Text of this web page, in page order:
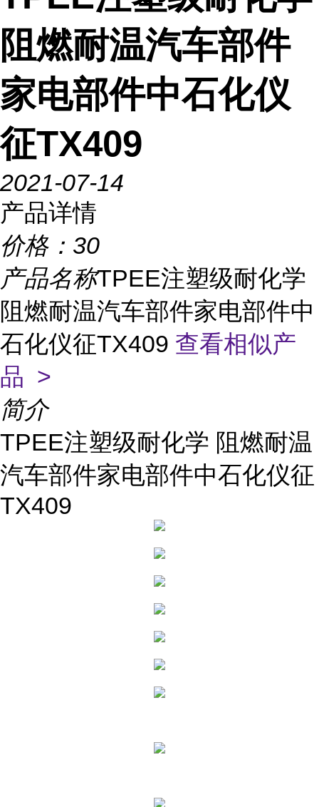
阻燃耐温汽车部件
家电部件中石化仪
征TX409
2021-07-14
产品详情
价格： 30
产品名称TPEE注塑级耐化学
阻燃耐温汽车部件家电部件中
石化仪征TX409 查看相似产
品 >
简介
TPEE注塑级耐化学 阻燃耐温
汽车部件家电部件中石化仪征
TX409